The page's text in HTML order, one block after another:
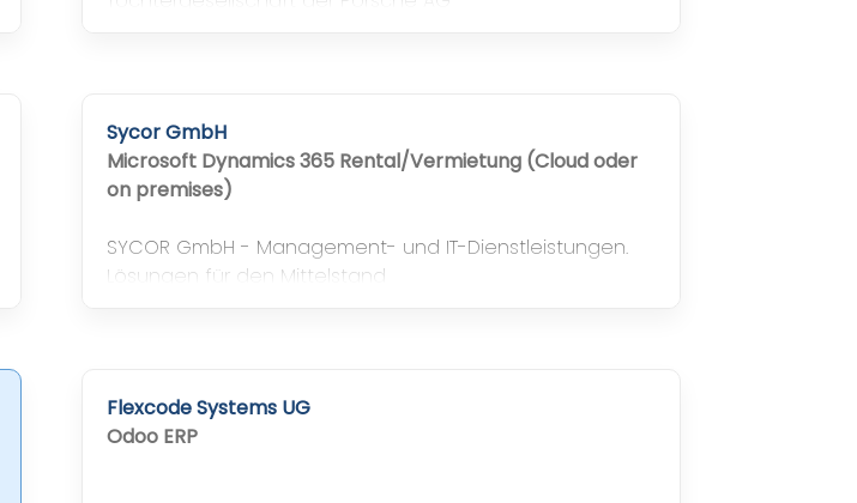
Sycor GmbH
Microsoft Dynamics 365 Rental/Vermietung (Cloud oder
on premises)
SYCOR GmbH - Management- und IT-Dienstleistungen.
Lösungen für den Mittelstand
Flexcode Systems UG
Odoo ERP